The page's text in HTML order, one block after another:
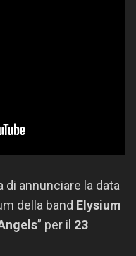
di annunciare la data
della band Elysium
” per il 23